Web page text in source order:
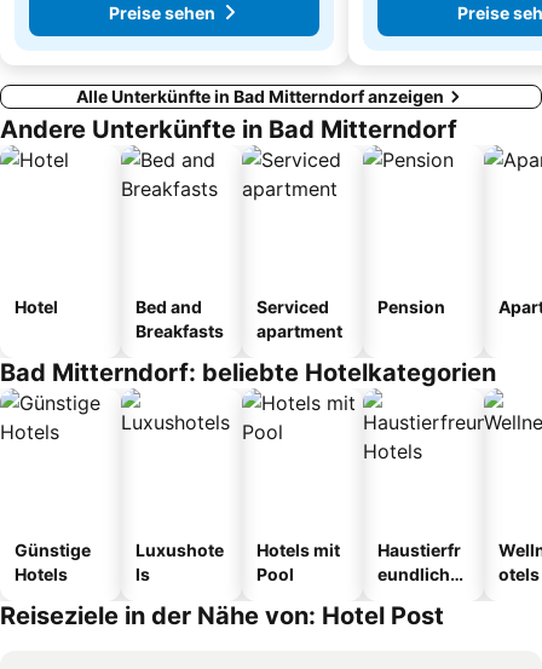
Preise sehen
Preise
Alle Unterkünfte in Bad Mitterndorf anzeigen
Andere Unterkünfte in Bad Mitterndorf
Hotel
Bed and
Breakfasts
Serviced
apartment
Pension
Bad Mitterndorf: beliebte Hotelkategorien
Günstige
Hotels
Luxushote
ls
Hotels mit
Pool
Haustierfr
eundliche
otels
Reiseziele in der Nähe von: Hotel Post